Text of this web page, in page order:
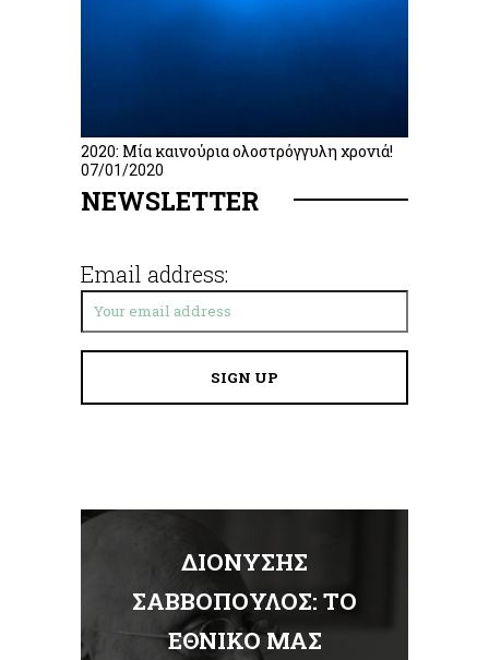
2020: Μία καινούρια ολοστρόγγυλη χρονιά!
07/01/2020
NEWSLETTER
Email address:
ΔΙΟΝΥΣΗΣ
ΣΑΒΒΟΠΟΥΛΟΣ: ΤΟ
ΕΘΝΙΚΟ ΜΑΣ